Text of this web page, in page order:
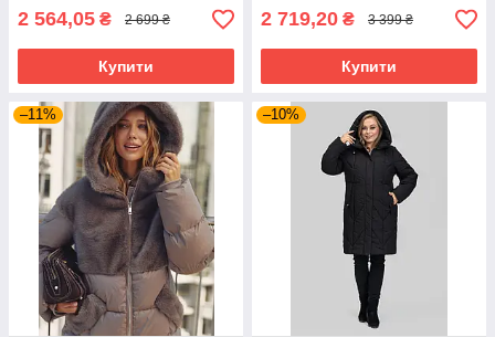
2 564,05 ₴ 2 699 ₴
Купити
2 719,20 ₴ 3 399 ₴
Купити
–11% –10%